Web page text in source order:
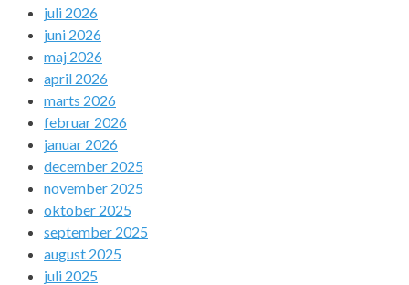
juli 2026
juni 2026
maj 2026
april 2026
marts 2026
februar 2026
januar 2026
december 2025
november 2025
oktober 2025
september 2025
august 2025
juli 2025